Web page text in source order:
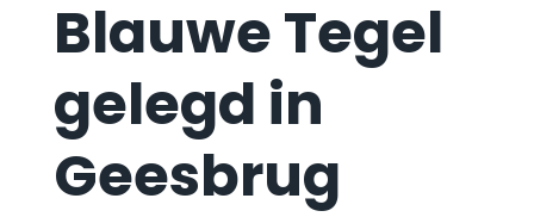
Blauwe Tegel
gelegd in
Geesbrug